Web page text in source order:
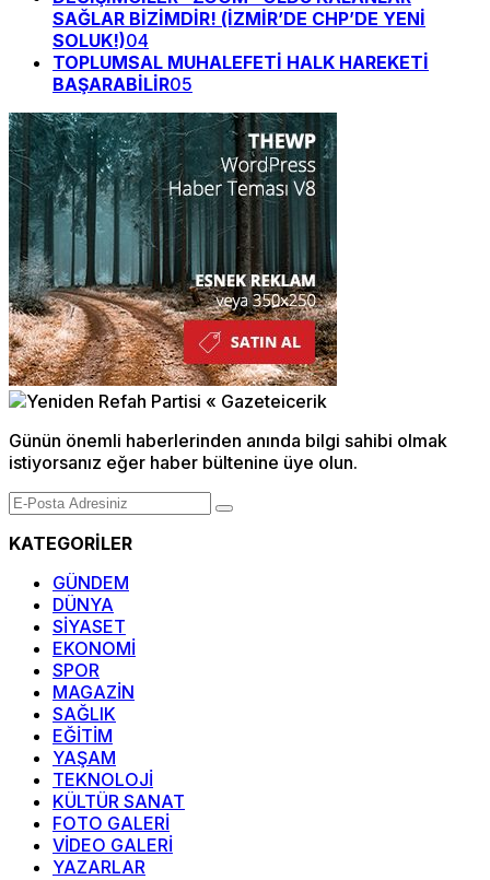
SAĞLAR BİZİMDİR! (İZMİR’DE CHP’DE YENİ
SOLUK!)04
TOPLUMSAL MUHALEFETİ HALK HAREKETİ
BAŞARABİLİR05
Günün önemli haberlerinden anında bilgi sahibi olmak
istiyorsanız eğer haber bültenine üye olun.
KATEGORİLER
GÜNDEM
DÜNYA
SİYASET
EKONOMİ
SPOR
MAGAZİN
SAĞLIK
EĞİTİM
YAŞAM
TEKNOLOJİ
KÜLTÜR SANAT
FOTO GALERİ
VİDEO GALERİ
YAZARLAR